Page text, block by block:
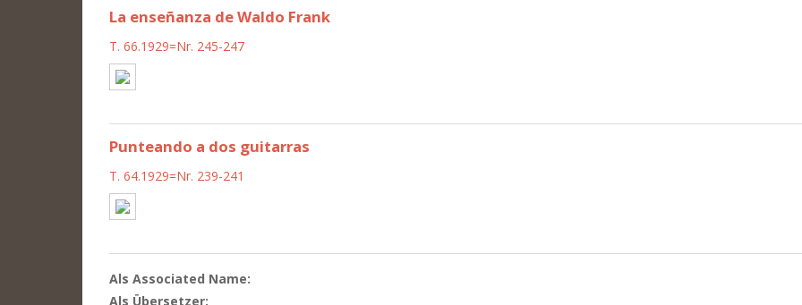
La enseñanza de Waldo Frank
T. 66.1929=Nr. 245-247
Punteando a dos guitarras
T. 64.1929=Nr. 239-241
Als Associated Name:
Als Übersetzer: